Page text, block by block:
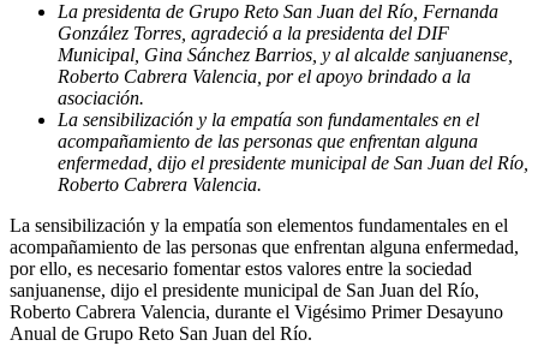
La presidenta de Grupo Reto San Juan del Río, Fernanda
González Torres, agradeció a la presidenta del DIF
Municipal, Gina Sánchez Barrios, y al alcalde sanjuanense,
Roberto Cabrera Valencia, por el apoyo brindado a la
asociación.
La sensibilización y la empatía son fundamentales en el
acompañamiento de las personas que enfrentan alguna
enfermedad, dijo el presidente municipal de San Juan del Río,
Roberto Cabrera Valencia.
La sensibilización y la empatía son elementos fundamentales en el
acompañamiento de las personas que enfrentan alguna enfermedad,
por ello, es necesario fomentar estos valores entre la sociedad
sanjuanense, dijo el presidente municipal de San Juan del Río,
Roberto Cabrera Valencia, durante el Vigésimo Primer Desayuno
Anual de Grupo Reto San Juan del Río.